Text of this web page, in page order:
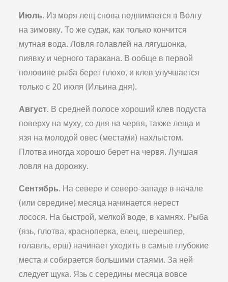
Июль. Из моря лещ снова поднимается в Волгу
на зимовку. То же судак, как только кончится
мутная вода. Ловля голавлей на лягушонка,
пиявку и черного таракана. В ообще в первой
половине рыба берет плохо, и клев улучшается
только с 20 июля (Ильина дня).
Август. В средней полосе хороший клев подуста
поверху на муху, со дня на червя, также леща и
язя на молодой овес (местами) нахлыстом.
Плотва иногда хорошо берет на червя. Лучшая
ловля на дорожку.
Сентябрь. На севере и северо-западе в начале
(или середине) месяца начинается нерест
лосося. На быстрой, мелкой воде, в камнях. Рыба
(язь, плотва, красноперка, елец, шерешпер,
голавль, ерш) начинает уходить в самые глубокие
места и собирается большими стаями. За ней
следует щука. Язь с середины месяца вовсе